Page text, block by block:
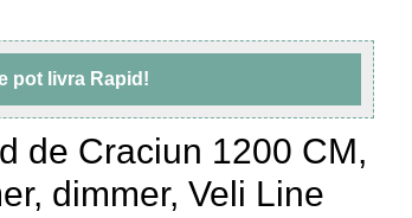
de Craciun 1200 CM,
dimmer, Veli Line
pot livra Rapid!